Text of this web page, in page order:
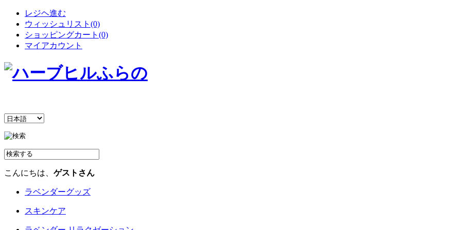
レジヘ進む
ウィッシュリスト(0)
ショッピングカート(0)
マイアカウント
こんにちは、 ゲストさん
ラベンダーグッズ
スキンケア